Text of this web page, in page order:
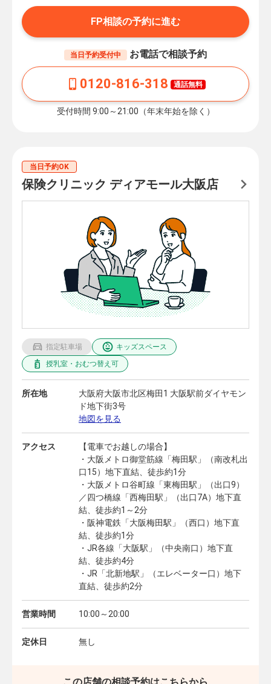
FP相談の予約に進む
当日予約受付中 お電話で相談予約
0120-816-318 通話無料
受付時間 9:00～21:00（年末年始を除く）
当日予約OK
保険クリニック ディアモール大阪店
指定駐車場
キッズスペース
授乳室・おむつ替え可
所在地
大阪府大阪市北区梅田1 大阪駅前ダイヤモン
ド地下街3号
地図を見る
アクセス
【電車でお越しの場合】
・大阪メトロ御堂筋線「梅田駅」（南改札出
口15）地下直結、徒歩約1分
・大阪メトロ谷町線「東梅田駅」（出口9）
／四つ橋線「西梅田駅」（出口7A）地下直
結、徒歩約1～2分
・阪神電鉄「大阪梅田駅」（西口）地下直
結、徒歩約1分
・JR各線「大阪駅」（中央南口）地下直
結、徒歩約4分
・JR「北新地駅」（エレベーター口）地下
直結、徒歩約2分
営業時間 10:00～20:00
定休日 無し